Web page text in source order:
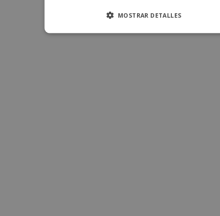
MOSTRAR DETALLES